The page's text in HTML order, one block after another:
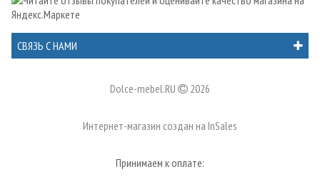
СВЯЗЬ С НАМИ
Dolce-mebel.RU 2026
Интернет-магазин создан на InSales
Принимаем к оплате: